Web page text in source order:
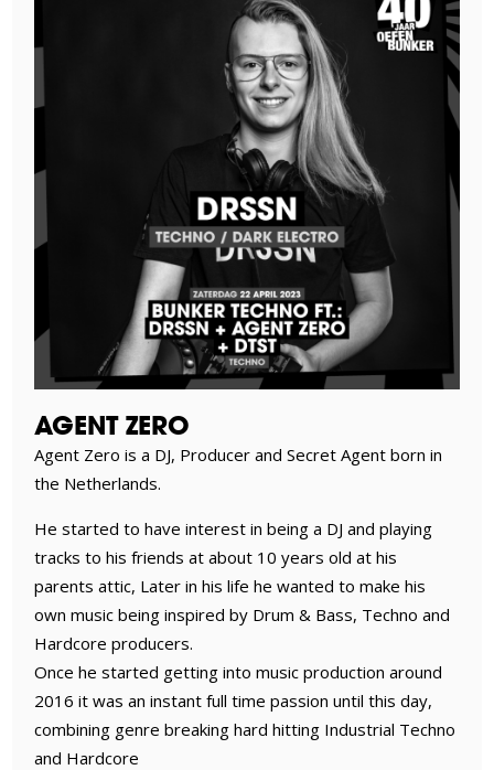
AGENT ZERO
Agent Zero is a DJ, Producer and Secret Agent born in
the Netherlands.
He started to have interest in being a DJ and playing
tracks to his friends at about 10 years old at his
parents attic, Later in his life he wanted to make his
own music being inspired by Drum & Bass, Techno and
Hardcore producers.
Once he started getting into music production around
2016 it was an instant full time passion until this day,
combining genre breaking hard hitting Industrial Techno
and Hardcore